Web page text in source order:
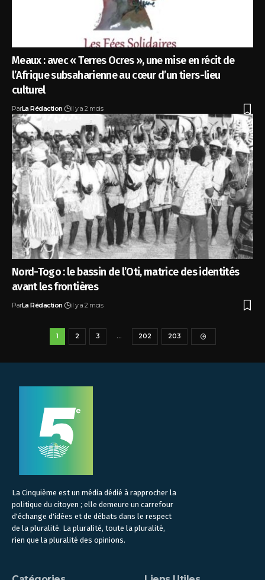
Meaux : avec « Terres Ocres », une mise en récit de
l’Afrique subsaharienne au cœur d’un tiers-lieu
culturel
ParLa Rédaction il y a 2 mois
Nord-Togo : le bassin de l’Oti, matrice des identités
avant les frontières
ParLa Rédaction il y a 2 mois
1 2 3 … 202 203
La Cinquième est un média dédié à rapprocher la
politique du citoyen ; elle demeure un carrefour
d'échange d'idées et de débats dans le respect
de la pluralité. La pluralité, toute la pluralité,
rien que la pluralité des opinions.